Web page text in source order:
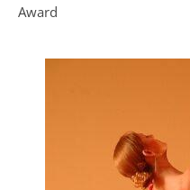
Award